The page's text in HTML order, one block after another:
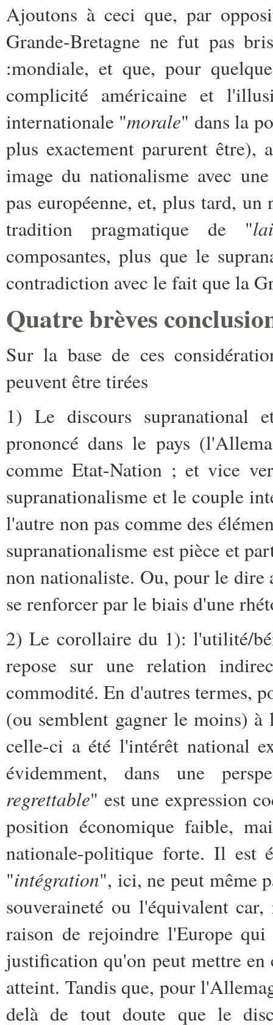
Ajoutons à ceci que, par
Grande-Bretagne ne fut pas
:mondiale, et que, pour
complicité américaine et
internationale "morale" dans la
plus exactement parurent être),
image du nationalisme avec
pas européenne, et, plus tard,
tradition pragmatique de "
composantes, plus que le
contradiction avec le fait que la
Quatre brèves
Sur la base de ces
peuvent être tirées
1) Le discours supranational
prononcé dans le pays
comme Etat-Nation ; et vice
supranationalisme et le couple
l'autre non pas comme des
supranationalisme est pièce et
non nationaliste. Ou, pour le
se renforcer par le biais d'une
2) Le corollaire du 1): l'utilité/
repose sur une relation
commodité. En d'autres termes,
(ou semblent gagner le moins)
celle-ci a été l'intérêt national
évidemment, dans une
regrettable" est une expression
position économique faible,
nationale-politique forte. Il est
"intégration", ici, ne peut même
souveraineté ou l'équivalent
raison de rejoindre l'Europe
justification qu'on peut mettre en
atteint. Tandis que, pour
delà de tout doute que le